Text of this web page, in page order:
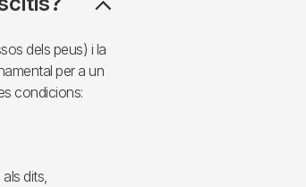
dels peus) i la
per a un
condicions:
dits,